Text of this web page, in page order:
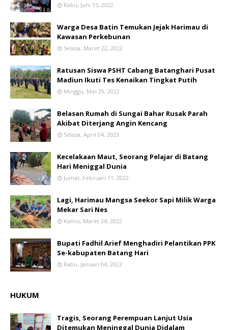
Rabu, Juni 15, 2022
Warga Desa Batin Temukan Jejak Harimau di
Kawasan Perkebunan
Selasa, Maret 22, 2022
Ratusan Siswa PSHT Cabang Batanghari Pusat
Madiun Ikuti Tes Kenaikan Tingkat Putih
Minggu, Mei 29, 2022
Belasan Rumah di Sungai Bahar Rusak Parah
Akibat Diterjang Angin Kencang
Selasa, April 04, 2023
Kecelakaan Maut, Seorang Pelajar di Batang
Hari Meniggal Dunia
Jumat, Februari 11, 2022
Lagi, Harimau Mangsa Seekor Sapi Milik Warga
Mekar Sari Nes
Kamis, Maret 24, 2022
Bupati Fadhil Arief Menghadiri Pelantikan PPK
Se-kabupaten Batang Hari
Rabu, Januari 04, 2023
HUKUM
Tragis, Seorang Perempuan Lanjut Usia
Ditemukan Meninggal Dunia Didalam